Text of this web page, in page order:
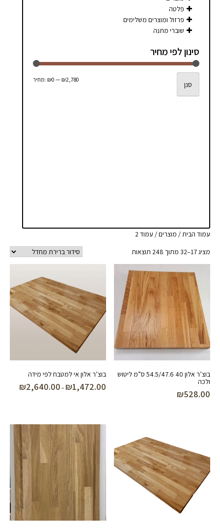
font_download סמן קישורים
האפשרויות
פלטה
פרזול ומוצרים משלימים
שוברי מתנה
סינון לפי מחיר
מחיר
מחיר
סנן
מחיר:₪0—₪2,780
עמוד הבית/ מוצרים/ עמוד 2
מציג 17–32 מתוך 248 תוצאות
בוצ’ר אלון 40 54.5/47.6 ס”מ ליטוש
ולכה
₪528.00
בוצ’ר אלון אי למטבח לפי מידה
₪1,472.00
–
₪2,640.00